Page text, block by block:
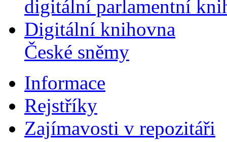
digitální parlamentní
Digitální knihovna
České sněmy
Informace
Rejstříky
Zajímavosti v repozitáři